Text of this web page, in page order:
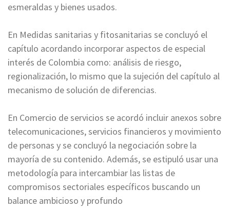
esmeraldas y bienes usados.
En Medidas sanitarias y fitosanitarias se concluyó el
capítulo acordando incorporar aspectos de especial
interés de Colombia como: análisis de riesgo,
regionalización, lo mismo que la sujeción del capítulo al
mecanismo de solución de diferencias.
En Comercio de servicios se acordó incluir anexos sobre
telecomunicaciones, servicios financieros y movimiento
de personas y se concluyó la negociación sobre la
mayoría de su contenido. Además, se estipuló usar una
metodología para intercambiar las listas de
compromisos sectoriales específicos buscando un
balance ambicioso y profundo